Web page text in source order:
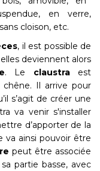
en verre,
cloison, etc.
, il est possible de
deviennent alors
. Le claustraest
Il arrive pour
s’agit de créer une
va venir s'installer
d’apporter de la
va ainsi pouvoir être
peut être associée
partie basse, avec